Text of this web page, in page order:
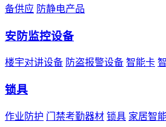
备供应 防静电产品
安防监控设备
楼宇对讲设备 防盗报警设备 智能卡
锁具
作业防护 门禁考勤器材 锁具 家居智